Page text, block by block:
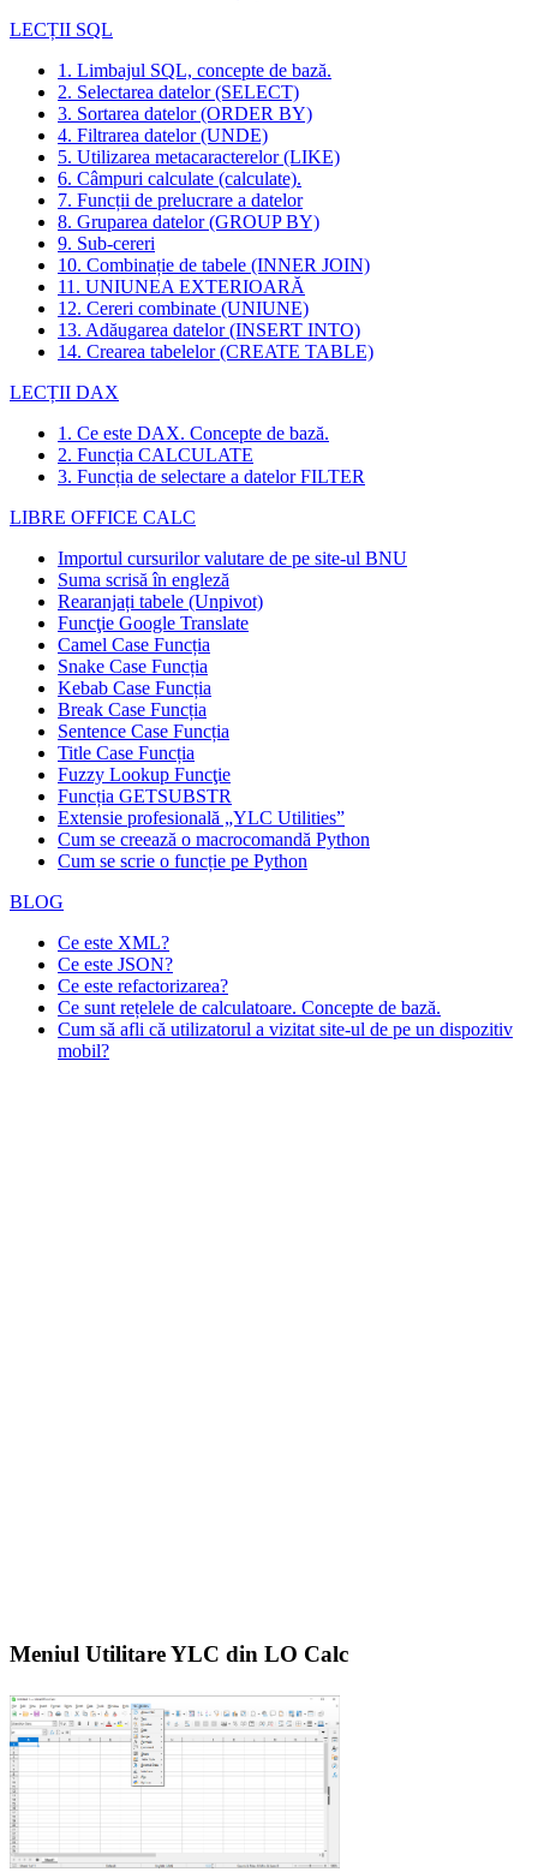
LECȚII SQL
1. Limbajul SQL, concepte de bază.
2. Selectarea datelor (SELECT)
3. Sortarea datelor (ORDER BY)
4. Filtrarea datelor (UNDE)
5. Utilizarea metacaracterelor (LIKE)
6. Câmpuri calculate (calculate).
7. Funcții de prelucrare a datelor
8. Gruparea datelor (GROUP BY)
9. Sub-cereri
10. Combinație de tabele (INNER JOIN)
11. UNIUNEA EXTERIOARĂ
12. Cereri combinate (UNIUNE)
13. Adăugarea datelor (INSERT INTO)
14. Crearea tabelelor (CREATE TABLE)
LECȚII DAX
1. Ce este DAX. Concepte de bază.
2. Funcția CALCULATE
3. Funcția de selectare a datelor FILTER
LIBRE OFFICE CALC
Importul cursurilor valutare de pe site-ul BNU
Suma scrisă în engleză
Rearanjați tabele (Unpivot)
Funcţie Google Translate
Camel Case Funcția
Snake Case Funcția
Kebab Case Funcția
Break Case Funcția
Sentence Case Funcția
Title Case Funcția
Fuzzy Lookup Funcţie
Funcția GETSUBSTR
Extensie profesională „YLC Utilities”
Cum se creează o macrocomandă Python
Cum se scrie o funcție pe Python
BLOG
Ce este XML?
Ce este JSON?
Ce este refactorizarea?
Ce sunt rețelele de calculatoare. Concepte de bază.
Cum să afli că utilizatorul a vizitat site-ul de pe un dispozitiv
mobil?
Meniul Utilitare YLC din LO Calc